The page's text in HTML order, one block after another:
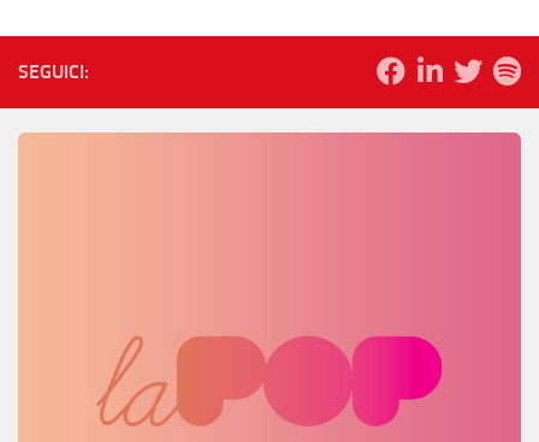
SEGUICI: